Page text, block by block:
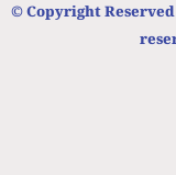
© Copyright Reserved